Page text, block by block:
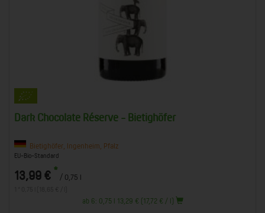
Dark Chocolate Réserve - Bietighöfer
Bietighöfer, Ingenheim, Pfalz
EU-Bio-Standard
13,99 € * / 0,75 l
ab 6: 0,75 l 13,29 € (17,72 € / l)